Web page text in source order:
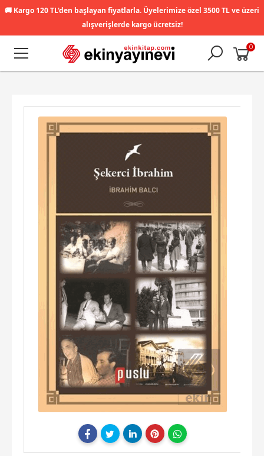
🚚 Kargo 120 TL'den başlayan fiyatlarla. Üyelerimize özel 3500 TL ve üzeri
alışverişlerde kargo ücretsiz!
0